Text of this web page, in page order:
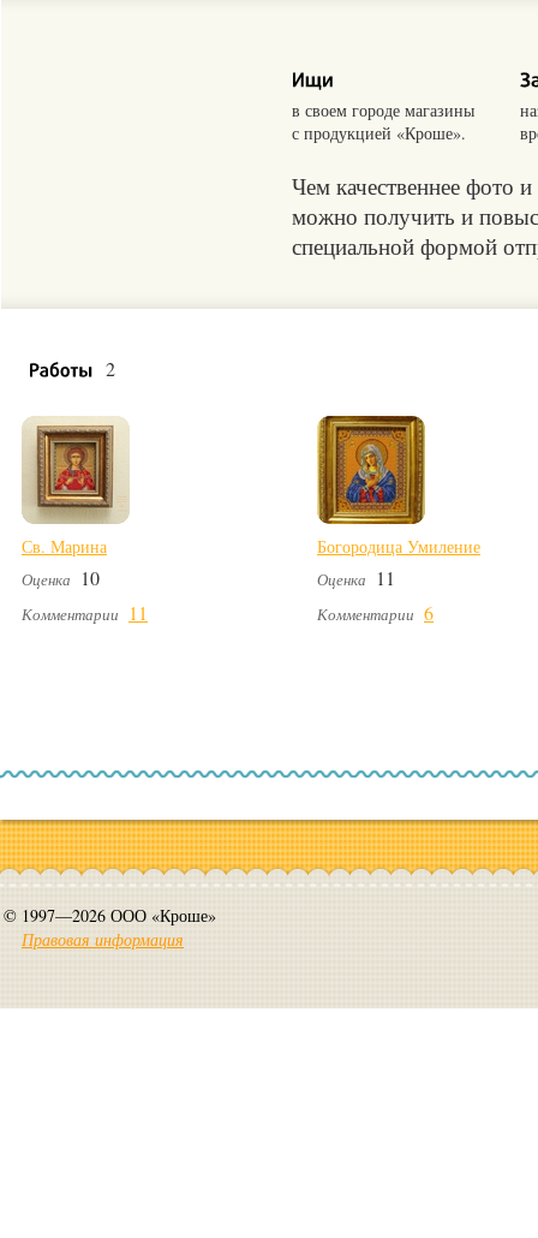
в своем городе магазины
с продукцией «Кроше».
Чем качественнее фото
можно получить и
специальной формой
2
Св. Марина
Оценка 10
Комментарии 11
Богородица Умиление
Оценка 11
Комментарии 6
© 1997—2026 ООО «Кроше»
Правовая информация